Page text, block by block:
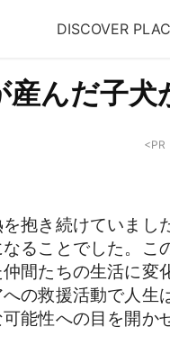
DISCOVER
んだ子犬
<PR
抱き続けていまし
ることでした。こ
間たちの生活に変
の救援活動で人生
能性への目を開か